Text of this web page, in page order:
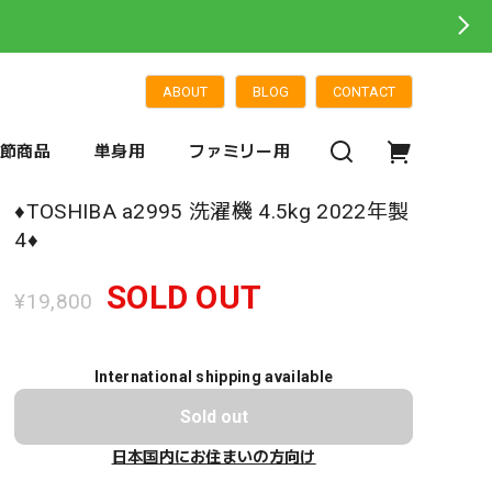
ABOUT BLOG CONTACT
商品 単身用 ファミリー用
♦️TOSHIBA a2995 洗濯機 4.5kg 2022年製
4♦️
¥19,800 SOLD OUT
International shipping available
Sold out
日本国内にお住まいの方向け